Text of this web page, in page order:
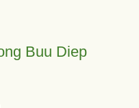
Buu Diep